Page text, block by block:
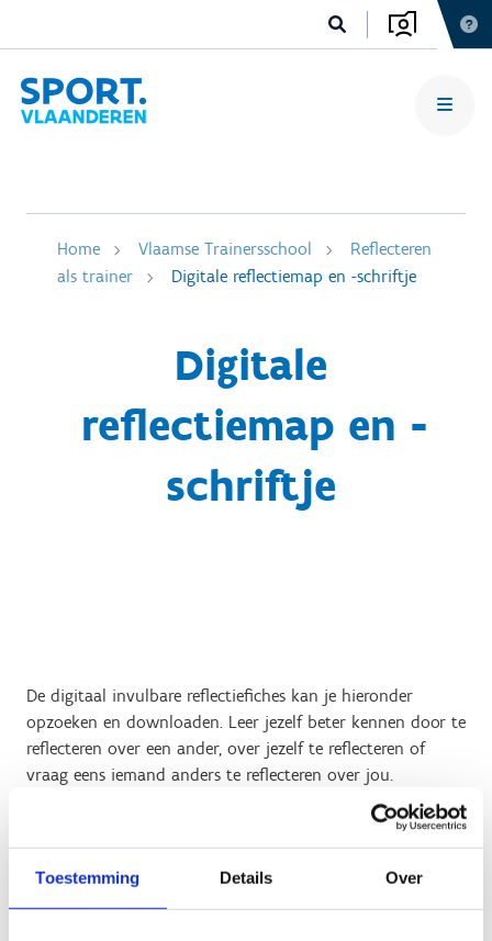
Toestemming Details Over
Home Vlaamse Trainersschool
Reflecteren
als trainer
Digitale reflectiemap en -schriftje
Digitale
reflectiemap en -
schriftje
De digitaal invulbare reflectiefiches kan je hieronder
opzoeken en downloaden. Leer jezelf beter kennen door te
reflecteren over een ander, over jezelf te reflecteren of
vraag eens iemand anders te reflecteren over jou.